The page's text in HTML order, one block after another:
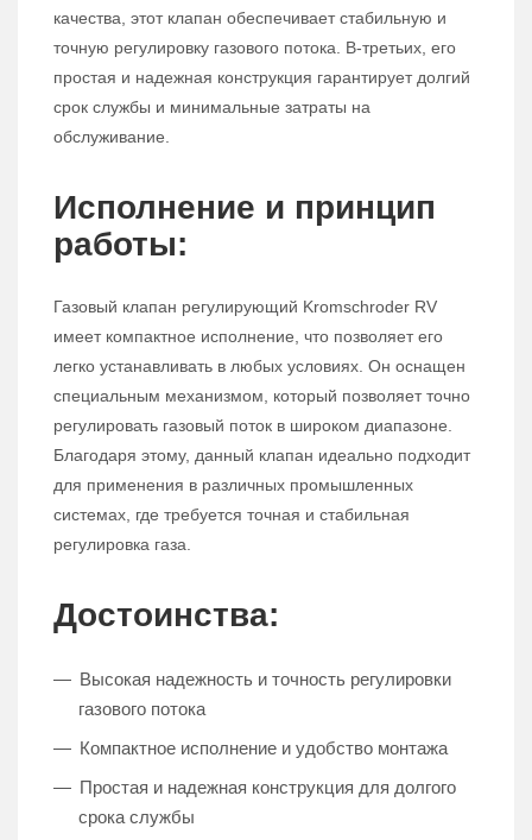
качества, этот клапан обеспечивает стабильную и
точную регулировку газового потока. В-третьих, его
простая и надежная конструкция гарантирует долгий
срок службы и минимальные затраты на
обслуживание.
Исполнение и принцип
работы:
Газовый клапан регулирующий Kromschroder RV
имеет компактное исполнение, что позволяет его
легко устанавливать в любых условиях. Он оснащен
специальным механизмом, который позволяет точно
регулировать газовый поток в широком диапазоне.
Благодаря этому, данный клапан идеально подходит
для применения в различных промышленных
системах, где требуется точная и стабильная
регулировка газа.
Достоинства:
Высокая надежность и точность регулировки
газового потока
Компактное исполнение и удобство монтажа
Простая и надежная конструкция для долгого
срока службы